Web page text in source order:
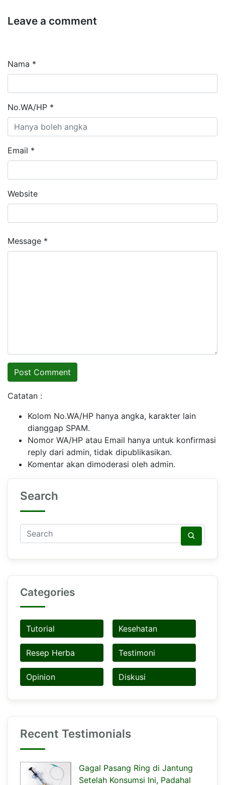
Leave a comment
Nama *
No.WA/HP *
Email *
Website
Message *
Catatan :
Kolom No.WA/HP hanya angka, karakter lain
dianggap SPAM.
Nomor WA/HP atau Email hanya untuk konfirmasi
reply dari admin, tidak dipublikasikan.
Komentar akan dimoderasi oleh admin.
Search
Categories
Tutorial Kesehatan
Resep Herba Testimoni
Opinion Diskusi
Recent Testimonials
Gagal Pasang Ring di Jantung
Setelah Konsumsi Ini, Padahal